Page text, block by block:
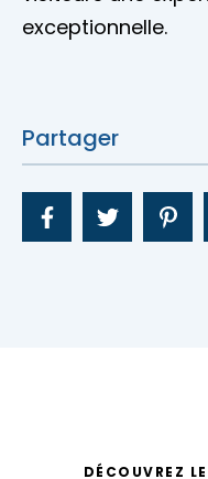
exceptionnelle.
Partager
DÉCOUVREZ